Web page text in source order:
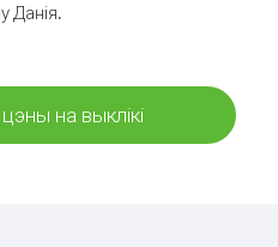
Данія.
на выклікі